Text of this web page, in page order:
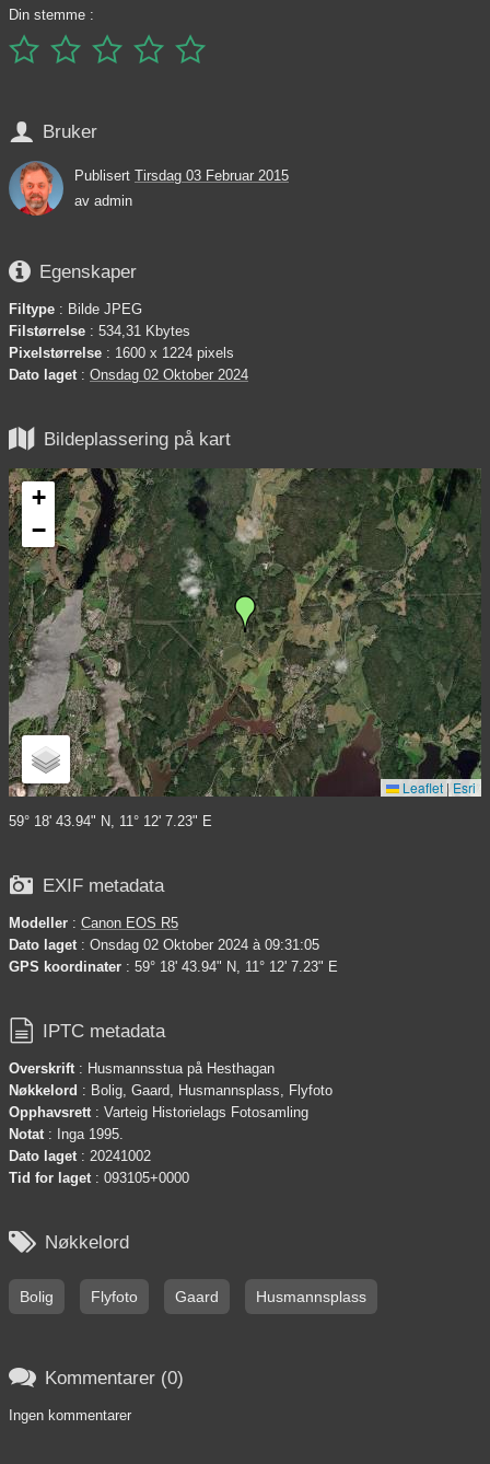
Din stemme :
    
 Bruker
Publisert Tirsdag 03 Februar 2015
av admin
 Egenskaper
Filtype : Bilde JPEG
Filstørrelse : 534,31 Kbytes
Pixelstørrelse : 1600 x 1224 pixels
Dato laget: Onsdag 02 Oktober 2024
 Bildeplassering på kart
+
−
Leaflet | Esri
59° 18' 43.94" N, 11° 12' 7.23" E
 EXIF metadata
Modeller : Canon EOS R5
Dato laget: Onsdag 02 Oktober 2024 à 09:31:05
GPS koordinater : 59° 18' 43.94" N, 11° 12' 7.23" E
 IPTC metadata
Overskrift: Husmannsstua på Hesthagan
Nøkkelord : Bolig, Gaard, Husmannsplass, Flyfoto
Opphavsrett: Varteig Historielags Fotosamling
Notat: Inga 1995.
Dato laget: 20241002
Tid for laget: 093105+0000
 Nøkkelord
Bolig Flyfoto Gaard Husmannsplass
 Kommentarer (0)
Ingen kommentarer